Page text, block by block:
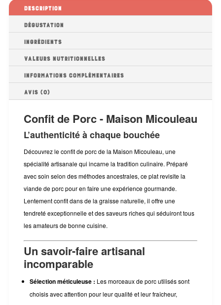
Description
Dégustation
Ingrédients
Valeurs nutritionnelles
Informations complémentaires
Avis (0)
Confit de Porc - Maison Micouleau
L’authenticité à chaque bouchée
Découvrez le confit de porc de la Maison Micouleau, une
spécialité artisanale qui incarne la tradition culinaire. Préparé
avec soin selon des méthodes ancestrales, ce plat revisite la
viande de porc pour en faire une expérience gourmande.
Lentement confit dans de la graisse naturelle, il offre une
tendreté exceptionnelle et des saveurs riches qui séduiront tous
les amateurs de bonne cuisine.
Un savoir-faire artisanal
incomparable
Sélection méticuleuse : Les morceaux de porc utilisés sont
choisis avec attention pour leur qualité et leur fraîcheur,